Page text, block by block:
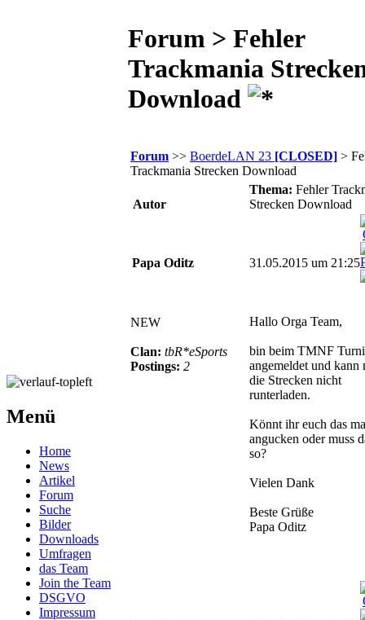
Menü
Home
News
Artikel
Forum
Suche
Bilder
Downloads
Umfragen
das Team
Join the Team
DSGVO
Impressum
Forum > Fehler
Trackmania
Download
Forum >> BoerdeLAN 23 [CLOSED] >
Trackmania Strecken Download
Autor
Thema: Fehler
Strecken Download
Papa Oditz 31.05.2015 um 21:25
NEW
Clan: tbR*eSports
Postings: 2
Hallo Orga Team,
bin beim TMNF
angemeldet und kann
die Strecken nicht
runterladen.
Könnt ihr euch das
angucken oder muss
so?
Vielen Dank
Beste Grüße
Papa Oditz